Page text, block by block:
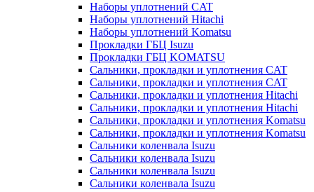
Наборы уплотнений CAT
Наборы уплотнений Hitachi
Наборы уплотнений Komatsu
Прокладки ГБЦ Isuzu
Прокладки ГБЦ KOMATSU
Сальники, прокладки и уплотнения CAT
Сальники, прокладки и уплотнения CAT
Сальники, прокладки и уплотнения Hitachi
Сальники, прокладки и уплотнения Hitachi
Сальники, прокладки и уплотнения Komatsu
Сальники, прокладки и уплотнения Komatsu
Сальники коленвала Isuzu
Сальники коленвала Isuzu
Сальники коленвала Isuzu
Сальники коленвала Isuzu